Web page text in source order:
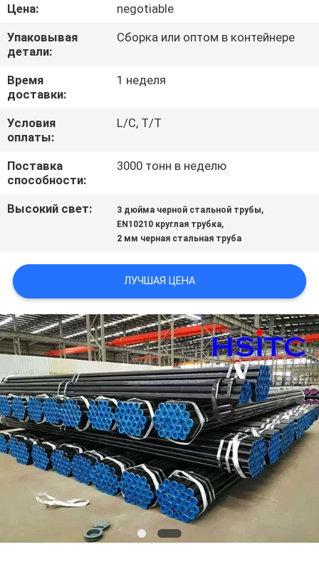
СВЯЖИТЕСЬ
С
НАМИ
НОВОСТИ
ЗАПРОСИТЕ
САЙТА
ПОЛИТИКА
КОНФИДЕНЦИАЛЬНОСТИ
Цена:
negotiable
Упаковывая
детали:
Сборка или оптом в контейнере
Время
доставки:
1 неделя
Условия
оплаты:
L/C, T/T
Поставка
способности:
3000 тонн в неделю
Высокий свет: 3 дюйма черной стальной трубы,
EN10210 круглая трубка,
2 мм черная стальная труба
ЛУЧШАЯ ЦЕНА